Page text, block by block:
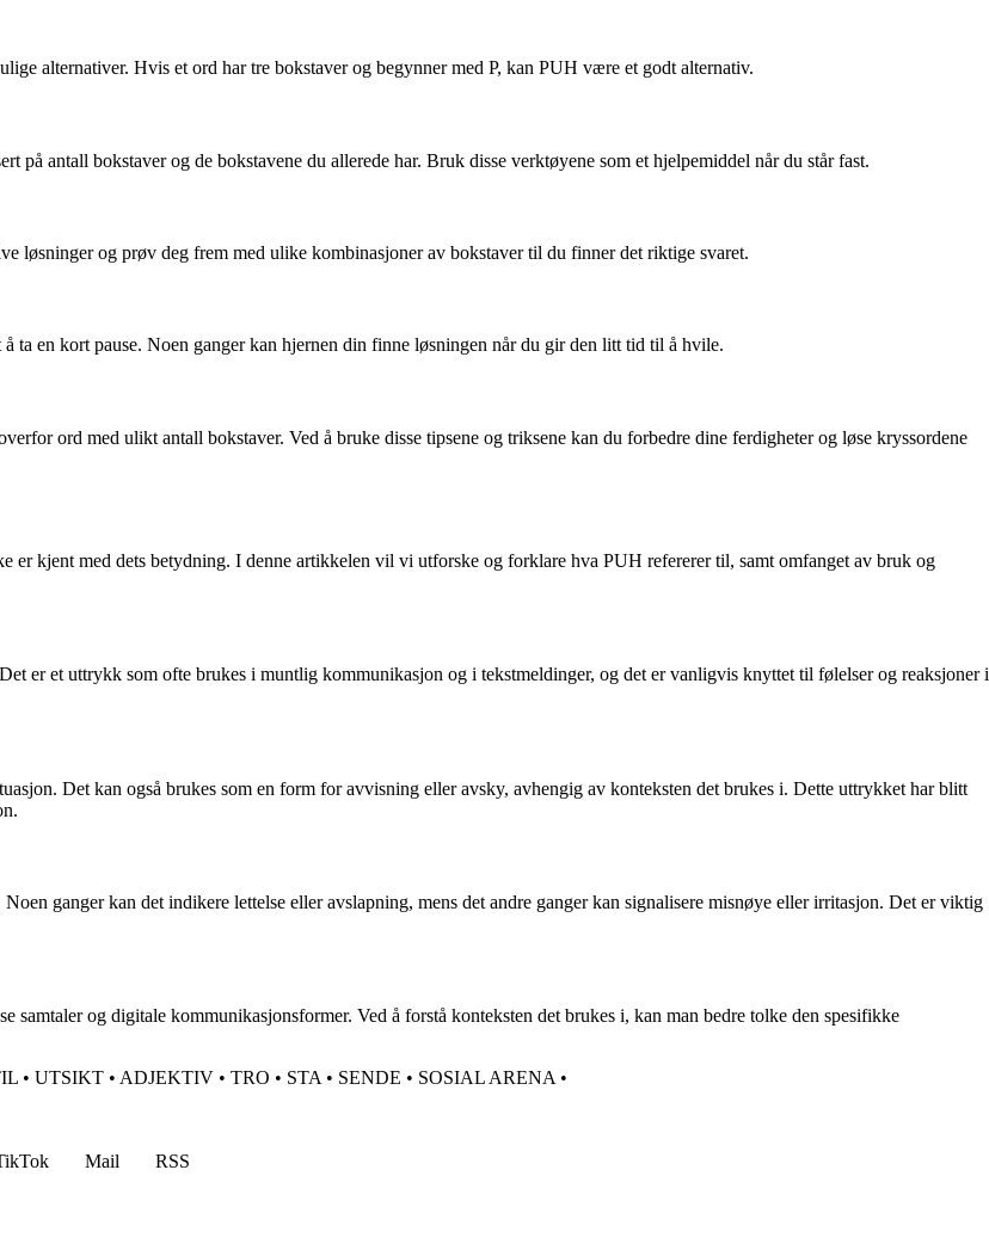
alternativer. Hvis et ord har tre bokstaver og begynner med P, kan PUH være et godt alternativ.
på antall bokstaver og de bokstavene du allerede har. Bruk disse verktøyene som et hjelpemiddel når du står fast.
løsninger og prøv deg frem med ulike kombinasjoner av bokstaver til du finner det riktige svaret.
en kort pause. Noen ganger kan hjernen din finne løsningen når du gir den litt tid til å hvile.
ord med ulikt antall bokstaver. Ved å bruke disse tipsene og triksene kan du forbedre dine ferdigheter og løse kryssordene
kjent med dets betydning. I denne artikkelen vil vi utforske og forklare hva PUH refererer til, samt omfanget av bruk og
er et uttrykk som ofte brukes i muntlig kommunikasjon og i tekstmeldinger, og det er vanligvis knyttet til følelser og reaksjoner i
Det kan også brukes som en form for avvisning eller avsky, avhengig av konteksten det brukes i. Dette uttrykket har blitt
ganger kan det indikere lettelse eller avslapning, mens det andre ganger kan signalisere misnøye eller irritasjon. Det er viktig
og digitale kommunikasjonsformer. Ved å forstå konteksten det brukes i, kan man bedre tolke den spesifikke
• UTSIKT • ADJEKTIV • TRO • STA• SENDE • SOSIAL ARENA•
Mail
RSS